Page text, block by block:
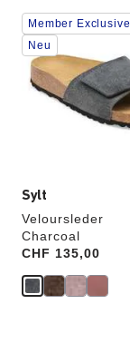
Sylt
Veloursleder
Charcoal
Price:
CHF 135,00
Durch
Anklicken
der
Farben
werden
Produktbilder
Member Exclusive
Neu